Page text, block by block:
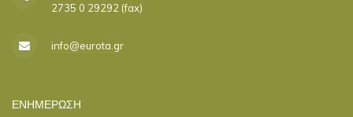
2735 0 29292 (fax)
info@eurota.gr
ΕΝΗΜΕΡΩΣΗ